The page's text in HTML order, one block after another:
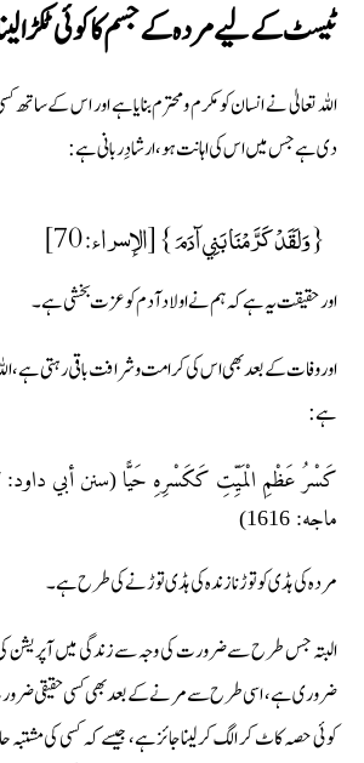
ٹیسٹ کے لیے مردہ کے جسم کا کوئی ٹکڑا
اللہ تعالیٰ نے انسان کو مکرم ومحترم بنایاہے اور اس کے
دی ہے جس میں اس کی اہانت ہو، ارشادِ ربانی ہے:
{ وَلَقَدْ كَرَّمْنَا بَنِي آدَمَ } [الإسراء: 70]
اور حقیقت یہ ہے کہ ہم نے اولاد آدم کو عزت بخشی ہے ۔
اور وفات کے بعد بھی اس کی کرامت وشرافت باقی رہتی
ہے:
ماجه: 1616)
مردہ کی ہڈی کو توڑنا زندہ کی ہڈی توڑنے کی طرح ہے ۔
البتہ جس طرح سے ضرورت کی وجہ سے زندگی میں آپریشن
ضروری ہے، اسی طرح سے مرنے کے بعد بھی کسی حقیقی
کوئی حصہ کاٹ کر الگ کرلیناجائز ہے، جیسے کہ کسی کی